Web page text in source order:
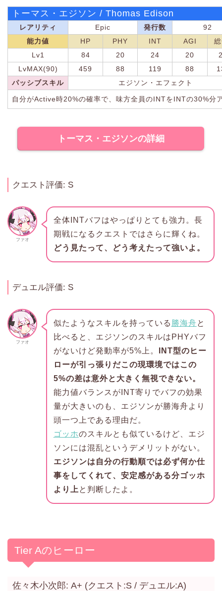
トーマス・エジソン / Thomas Edison
レアリティ Epic 発行数
92
能力値
HP PHY INT AGI
Lv1
84 20 24 20
LvMAX(90)
459 88 119 88
パッシブスキル
エジソン・エフェクト
自分がActive時20%の確率で、味方全員のINTをINTの30%分
トーマス・エジソンの詳細
クエスト評価: S
ファオ
全体INTバフはやっぱりとても強力。長
期戦になるクエストではさらに輝くね。
どう見たって、どう考えたって強いよ。
デュエル評価: S
ファオ
似たようなスキルを持っている 勝海舟と
比べると、エジソンのスキルはPHYバフ
がないけど発動率が5%上。
INT型のヒー
ローが引っ張りだこの現環境ではこの
5%の差は意外と大きく無視できない。
能力値バランスがINT寄りでバフの効果
量が大きいのも、エジソンが勝海舟より
頭一つ上である理由だ。
ゴッホのスキルとも似ているけど、エジ
ソンには混乱というデメリットがない。
エジソンは自分の行動順では必ず何か仕
事をしてくれて、安定感がある分ゴッホ
より上 と判断したよ。
Tier Aのヒーロー
佐々木小次郎: A+ (クエスト:S / デュエル:A)